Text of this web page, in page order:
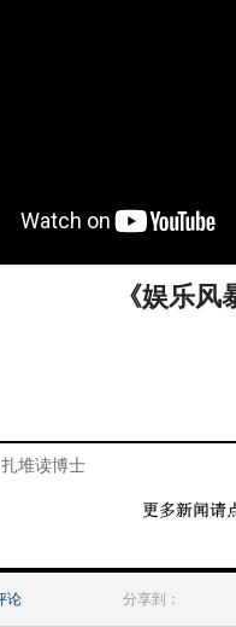
《娱乐
堆读博士
论 分享到：